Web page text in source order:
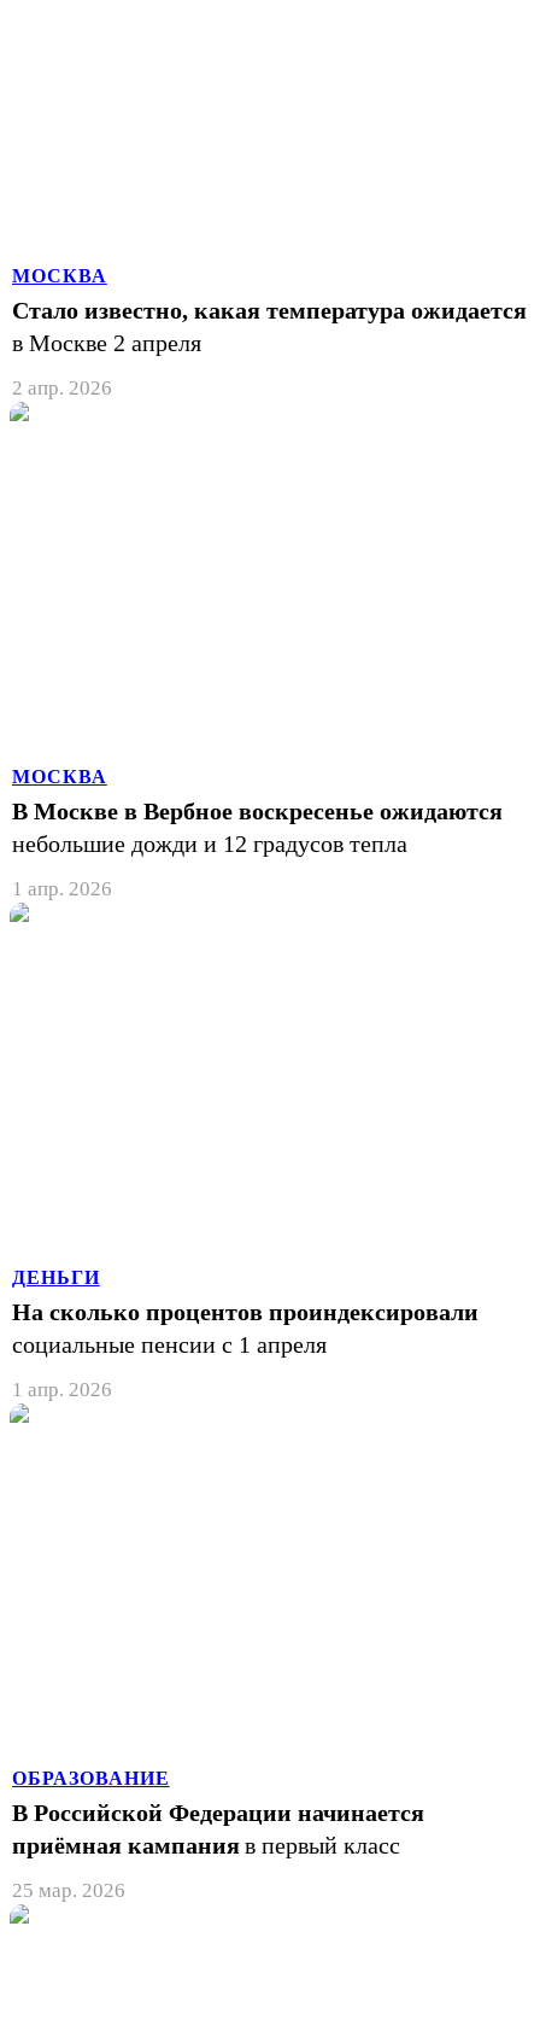
МОСКВА
Стало известно, какая температура ожидается
в Москве 2 апреля
2 апр. 2026
МОСКВА
В Москве в Вербное воскресенье ожидаются
небольшие дожди и 12 градусов тепла
1 апр. 2026
ДЕНЬГИ
На сколько процентов проиндексировали
социальные пенсии с 1 апреля
1 апр. 2026
ОБРАЗОВАНИЕ
В Российской Федерации начинается
приёмная кампанияв первый класс
25 мар. 2026